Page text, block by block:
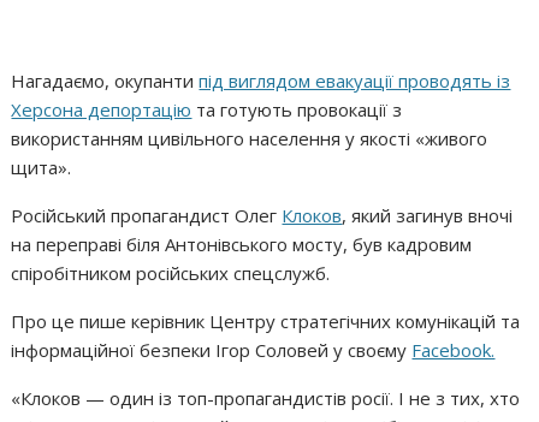
Нагадаємо, окупантипід виглядом евакуації проводять із
Херсона депортацію та готують провокації з
використанням цивільного населення у якості «живого
щита».
Російський пропагандист Олег Клоков, який загинув вночі
на переправі біля Антонівського мосту, був кадровим
спіробітником російських спецслужб.
Про це пише керівник Центру стратегічних комунікацій та
інформаційної безпеки Ігор Соловей у своєму Facebook.
«Клоков — один із топ-пропагандистів росії. І не з тих, хто